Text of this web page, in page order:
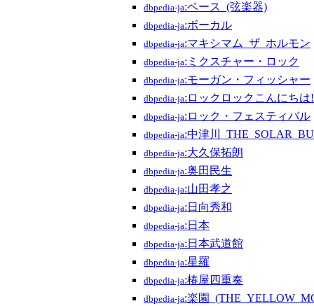
dbpedia-ja:ベース_(弦楽器)
dbpedia-ja:ボーカル
dbpedia-ja:マキシマム_ザ_ホルモン
dbpedia-ja:ミクスチャー・ロック
dbpedia-ja:モーガン・フィッシャー
dbpedia-ja:ロックロックこんにちは!
dbpedia-ja:ロック・フェスティバル
dbpedia-ja:中津川
dbpedia-ja:大久保拓朗
dbpedia-ja:奥田民生
dbpedia-ja:山田孝之
dbpedia-ja:日向秀和
dbpedia-ja:日本
dbpedia-ja:日本武道館
dbpedia-ja:星羅
dbpedia-ja:椿屋四重奏
dbpedia-ja:楽園